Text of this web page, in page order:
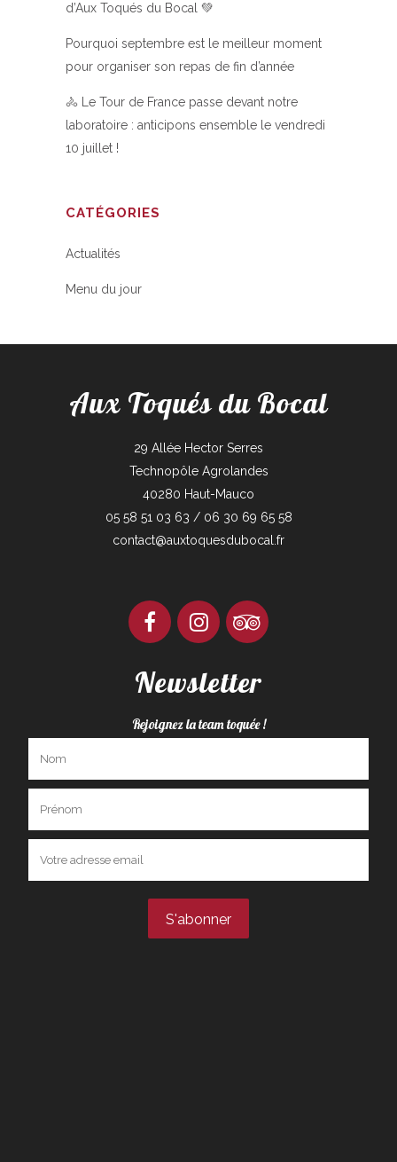
d’Aux Toqués du Bocal 💚
Pourquoi septembre est le meilleur moment
pour organiser son repas de fin d’année
🚴 Le Tour de France passe devant notre
laboratoire : anticipons ensemble le vendredi
10 juillet !
CATÉGORIES
Actualités
Menu du jour
Aux Toqués du Bocal
29 Allée Hector Serres
Technopôle Agrolandes
40280 Haut-Mauco
05 58 51 03 63 / 06 30 69 65 58
contact@auxtoquesdubocal.fr
Newsletter
Rejoignez la team toquée !